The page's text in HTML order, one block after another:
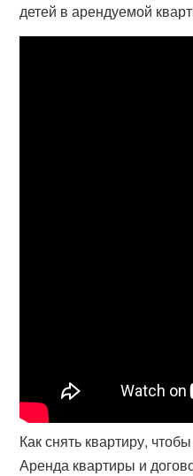
детей в арендуемой
Как снять квартиру,
Аренда квартиры и